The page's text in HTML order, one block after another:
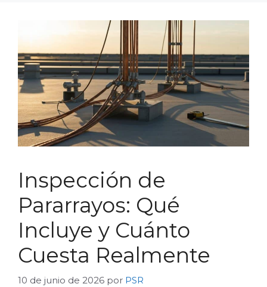
Inspección de
Pararrayos: Qué
Incluye y Cuánto
Cuesta Realmente
10 de junio de 2026 por PSR